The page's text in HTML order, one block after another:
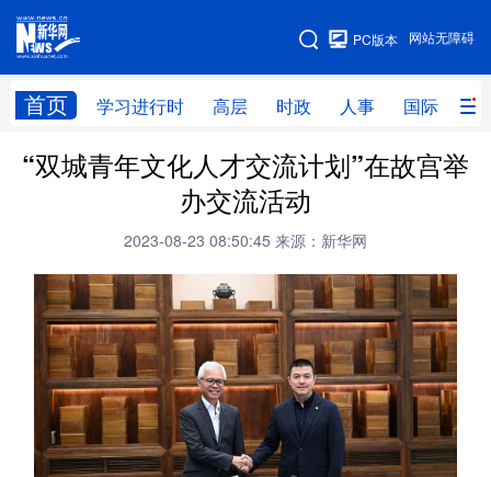
网站无障碍
PC版本
首页 学习进行时 高层 时政 人事 国际 财
网站地图
学习进行时 高层 时政 人事
财经 网评
科技 科创 量子 体育
文化 书画 健康 军事
访谈 视频 图片 政务
法律 中央文件 金融 汽车
“双城青年文化人才交流计划”在故宫举
办交流活动
2023-08-23 08:50:45 来源：新华网